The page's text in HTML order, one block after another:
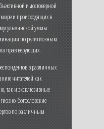
и достоверной
и происходящих в
уммы
по религиозным
прав верующих.
в различных
читателей как
так и эксклюзивные
богословские
по различным